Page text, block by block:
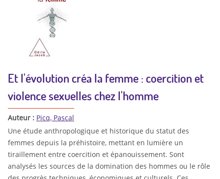
Et l'évolution créa la femme : coercition et
violence sexuelles chez l'homme
Auteur : Picq, Pascal
Une étude anthropologique et historique du statut des
femmes depuis la préhistoire, mettant en lumière un
tiraillement entre coercition et épanouissement. Sont
analysés les sources de la domination des hommes ou le rôle